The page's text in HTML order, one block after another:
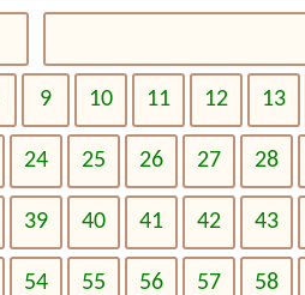
9 10 11 12 13
24 25 26 27 28
39 40 41 42 43
54 55 56 57 58